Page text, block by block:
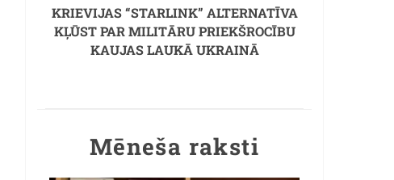
KRIEVIJAS “STARLINK” ALTERNATĪVA
KĻŪST PAR MILITĀRU PRIEKŠROCĪBU
KAUJAS LAUKĀ UKRAINĀ
Mēneša raksti